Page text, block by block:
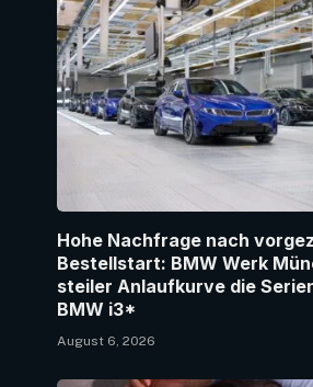
Hohe Nachfrage nach
Bestellstart: BMW Werk
steiler Anlaufkurve die
BMW i3*
August 6, 2026